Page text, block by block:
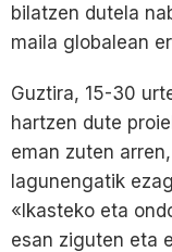
bilatzen dutela
maila globalean
Guztira, 15-30
hartzen dute
eman zuten
lagunengatik
«Ikasteko eta
esan ziguten eta